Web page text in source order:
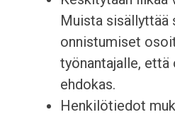
Muista sisällyttää
onnistumiset
työnantajalle,
ehdokas.
Henkilötiedot